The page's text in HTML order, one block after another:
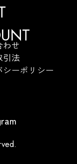
わせ
引法
シーポリシー